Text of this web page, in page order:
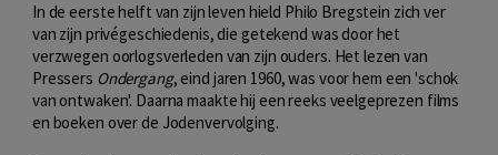
In de eerste helft van zijn leven hield Philo Bregstein zich ver
van zijn privégeschiedenis, die getekend was door het
verzwegen oorlogsverleden van zijn ouders. Het lezen van
Pressers Ondergang, eind jaren 1960, was voor hem een 'schok
van ontwaken'. Daarna maakte hij een reeks veelgeprezen films
en boeken over de Jodenvervolging.